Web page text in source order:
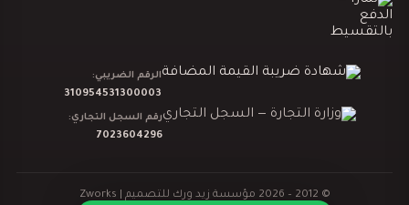
دراسة جدوى لمشروعك
الرقم الضريبي:
310954531300003
رقم السجل التجاري:
7023604296
© 2012 – 2026 مؤسسة زيد ورك للتصميم | Zworks